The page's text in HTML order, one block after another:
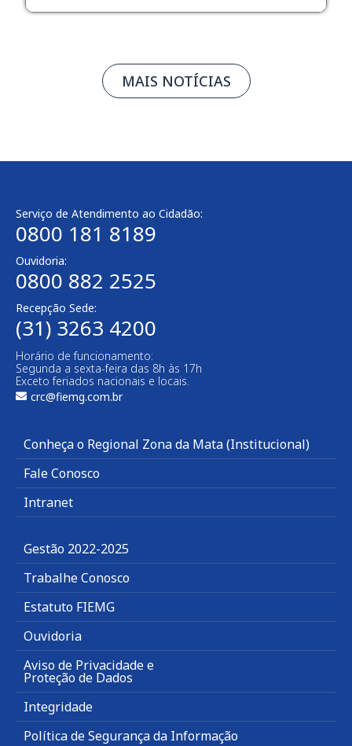
MAIS NOTÍCIAS
Serviço de Atendimento ao Cidadão:
0800 181 8189
Ouvidoria:
0800 882 2525
Recepção Sede:
(31) 3263 4200
Horário de funcionamento:
Segunda a sexta-feira das 8h às 17h
Exceto feriados nacionais e locais.
crc@fiemg.com.br
Conheça o Regional Zona da Mata (Institucional)
Fale Conosco
Intranet
Gestão 2022-2025
Trabalhe Conosco
Estatuto FIEMG
Ouvidoria
Aviso de Privacidade e
Proteção de Dados
Integridade
Política de Segurança da Informação